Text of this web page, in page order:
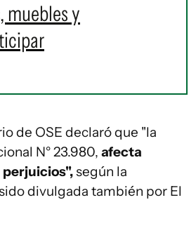
muebles y
de OSE declaró que "la
N° 23.980, afecta
perjuicios",según la
divulgada también por El